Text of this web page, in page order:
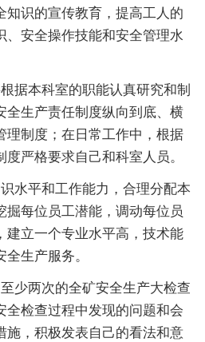
知识的宣传教育，提高工人的
、安全操作技能和安全管理水
据本科室的职能认真研究和制
全生产责任制度纵向到底、横
理制度；在日常工作中，根据
严格要求自己和科室人员。
水平和工作能力，合理分配本
掘每位员工潜能，调动每位员
建立一个专业水平高，技术能
生产服务。
少两次的全矿安全生产大检查
全检查过程中发现的问题和会
施，积极发表自己的看法和意